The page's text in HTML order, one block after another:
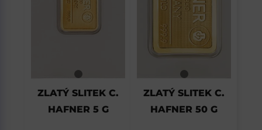
ZLATÝ SLITEK C.
HAFNER 5 G
ZLATÝ SLITEK C.
HAFNER 50 G